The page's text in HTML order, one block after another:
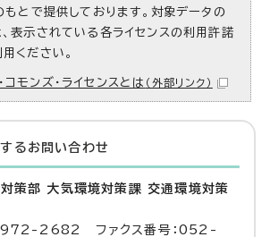
もとで提供しております。対象データの
表示されている各ライセンスの利用許諾
ください。
コモンズ・ライセンスとは （外部リンク）
る お問い合わせ
策部 大気環境対策課 交通環境対策
972-2682 ファクス番号：052-